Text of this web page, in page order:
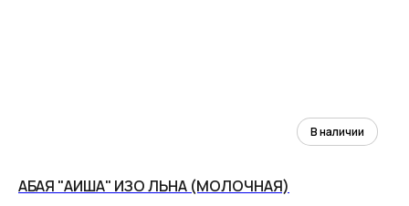
АБАЯ "АИША" ИЗО ЛЬНА (МОЛОЧНАЯ)